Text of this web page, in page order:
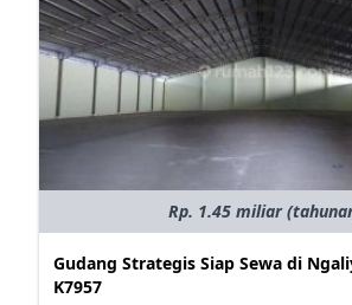
Rp. 1.45 miliar
Gudang Strategis Siap Sewa di
K7957